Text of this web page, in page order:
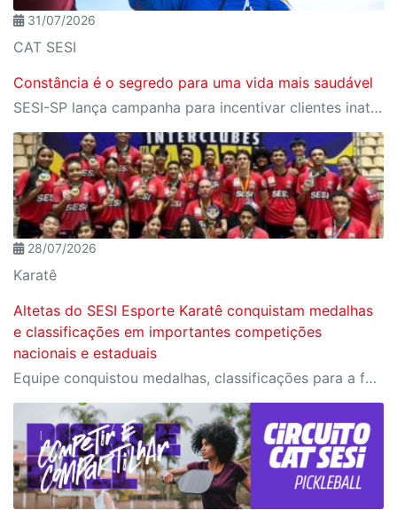
31/07/2026
CAT SESI
Constância é o segredo para uma vida mais saudável
SESI-SP lança campanha para incentivar clientes inativos a retomarem a prática de atividades físicas, esporte e lazer com benefícios exclusivos
28/07/2026
Karatê
Altetas do SESI Esporte Karatê conquistam medalhas
e classificações em importantes competições
nacionais e estaduais
Equipe conquistou medalhas, classificações para a fase final do Campeonato Brasileiro e importantes resultados em competições estaduais e nacionais.